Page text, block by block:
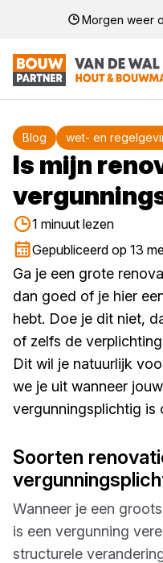
Morgen weer
Blog wet- en
Is mijn
1 minuut lezen
Gepubliceerd op 13
Ga je een grote
dan goed of je hier
hebt. Doe je dit niet,
of zelfs de
Dit wil je natuurlijk
we je uit wanneer
vergunningsplichtig is
Soorten
Wanneer je een
is een vergunning
structurele